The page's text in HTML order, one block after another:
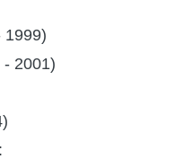
1999)
- 2001)